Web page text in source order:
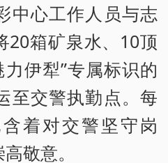
中心工作人员与志
20箱矿泉水、10顶
伊犁”专属标识的
至交警执勤点。每
着对交警坚守岗
敬意。